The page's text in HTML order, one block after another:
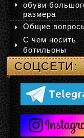
обуви
размера
Общие
С чем носить
ботильоны
СОЦСЕТИ: